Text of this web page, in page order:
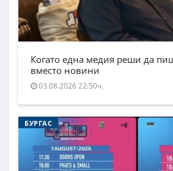
Когато една медия реши да
вместо новини
03.08.2026 22:50ч.
БУРГАС